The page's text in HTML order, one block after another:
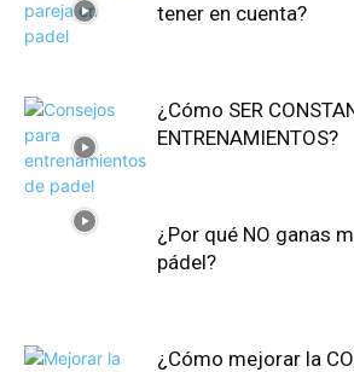
tener en cuenta?
¿Cómo SER
ENTRENAMIENTOS?
¿Por qué NO ganas
pádel?
¿Cómo mejorar la